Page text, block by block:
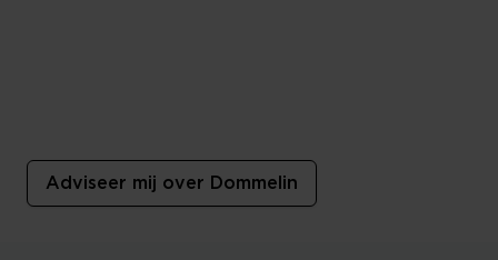
Adviseer mij over Dommelin